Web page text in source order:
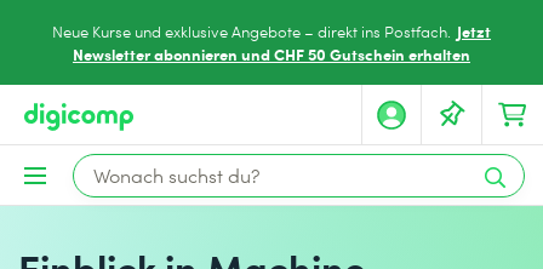
Neue Kurse und exklusive Angebote – direkt ins Postfach. Jetzt
Newsletter abonnieren und CHF 50 Gutschein erhalten